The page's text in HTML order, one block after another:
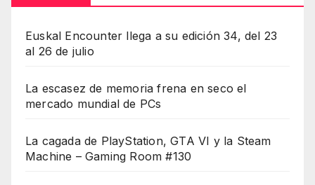
Euskal Encounter llega a su edición 34, del 23
al 26 de julio
La escasez de memoria frena en seco el
mercado mundial de PCs
La cagada de PlayStation, GTA VI y la Steam
Machine – Gaming Room #130